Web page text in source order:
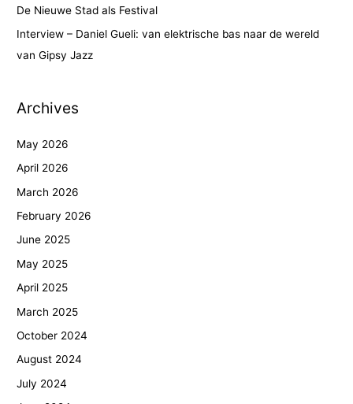
De Nieuwe Stad als Festival
Interview – Daniel Gueli: van elektrische bas naar de wereld
van Gipsy Jazz
Archives
May 2026
April 2026
March 2026
February 2026
June 2025
May 2025
April 2025
March 2025
October 2024
August 2024
July 2024